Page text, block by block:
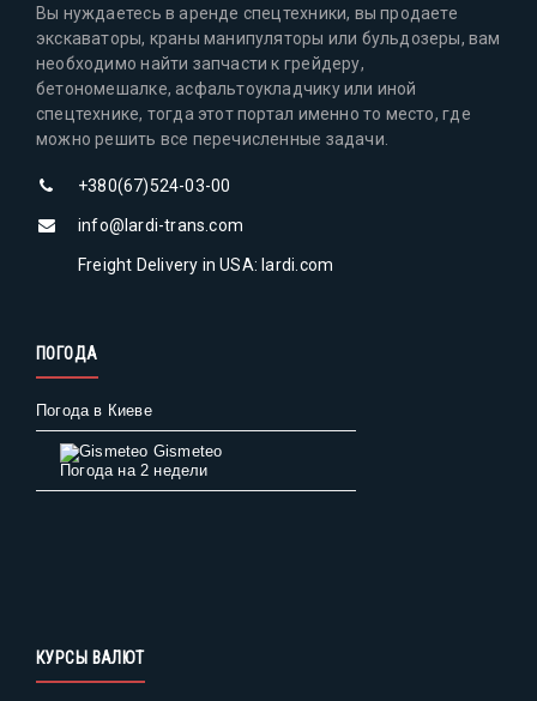
Вы нуждаетесь в аренде спецтехники, вы продаете
экскаваторы, краны манипуляторы или бульдозеры, вам
необходимо найти запчасти к грейдеру,
бетономешалке, асфальтоукладчику или иной
спецтехнике, тогда этот портал именно то место, где
можно решить все перечисленные задачи.
+380(67)524-03-00
info@lardi-trans.com
Freight Delivery in USA: lardi.com
ПОГОДА
Погода в Киеве
Gismeteo
Погода на 2 недели
КУРСЫ ВАЛЮТ